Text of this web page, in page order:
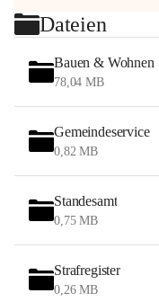
Dateien
Bauen & Wohnen
78,04 MB
Gemeindeservice
0,82 MB
Standesamt
0,75 MB
Strafregister
0,26 MB